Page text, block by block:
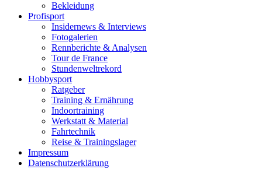
Bekleidung
Profisport
Insidernews & Interviews
Fotogalerien
Rennberichte & Analysen
Tour de France
Stundenweltrekord
Hobbysport
Ratgeber
Training & Ernährung
Indoortraining
Werkstatt & Material
Fahrtechnik
Reise & Trainingslager
Impressum
Datenschutzerklärung